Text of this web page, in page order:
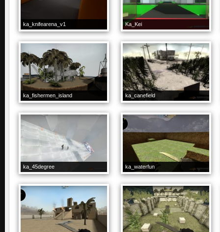
ka_knifearena_v1 Ka_Kei
ka_fishermen_island ka_canefield
ka_45degree ka_waterfun